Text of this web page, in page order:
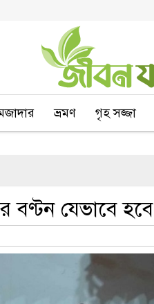
মজাদার ভ্রমণ গৃহ সজ্জা
বণ্টন যেভাবে হবে